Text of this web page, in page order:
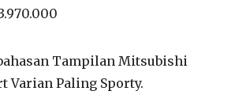
Tampilan Mitsubishi
Varian Paling Sporty.